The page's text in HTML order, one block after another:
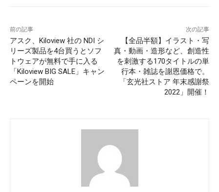
前の記事
アスク、Kiloview 社の NDI シ
リーズ製品を4台買うとソフ
トウェアが無料で手に入る
「Kiloview BIG SALE」キャン
ペーンを開始
次の記事
【全品半額】イラスト・写
真・動画・造形など、創造性
を刺激する170タイトルの単
行本・雑誌を謝恩価格で。
「玄光社ストア 年末感謝祭
2022」開催！